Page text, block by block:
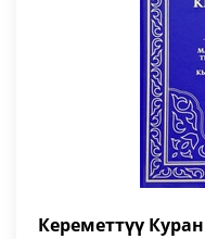
Кереметтүү Куран